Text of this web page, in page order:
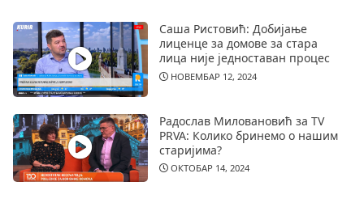
Саша Ристовић: Добијање
лиценце за домове за стара
лица није једноставан процес
НОВЕМБАР 12, 2024
Радослав Миловановић за TV
PRVA: Колико бринемо о нашим
старијима?
ОКТОБАР 14, 2024